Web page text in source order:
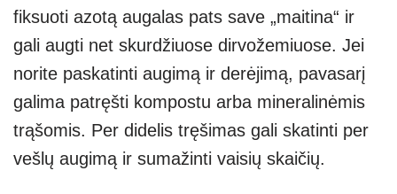
fiksuoti azotą augalas pats save „maitina“ ir
gali augti net skurdžiuose dirvožemiuose. Jei
norite paskatinti augimą ir derėjimą, pavasarį
galima patręšti kompostu arba mineralinėmis
trąšomis. Per didelis tręšimas gali skatinti per
vešlų augimą ir sumažinti vaisių skaičių.